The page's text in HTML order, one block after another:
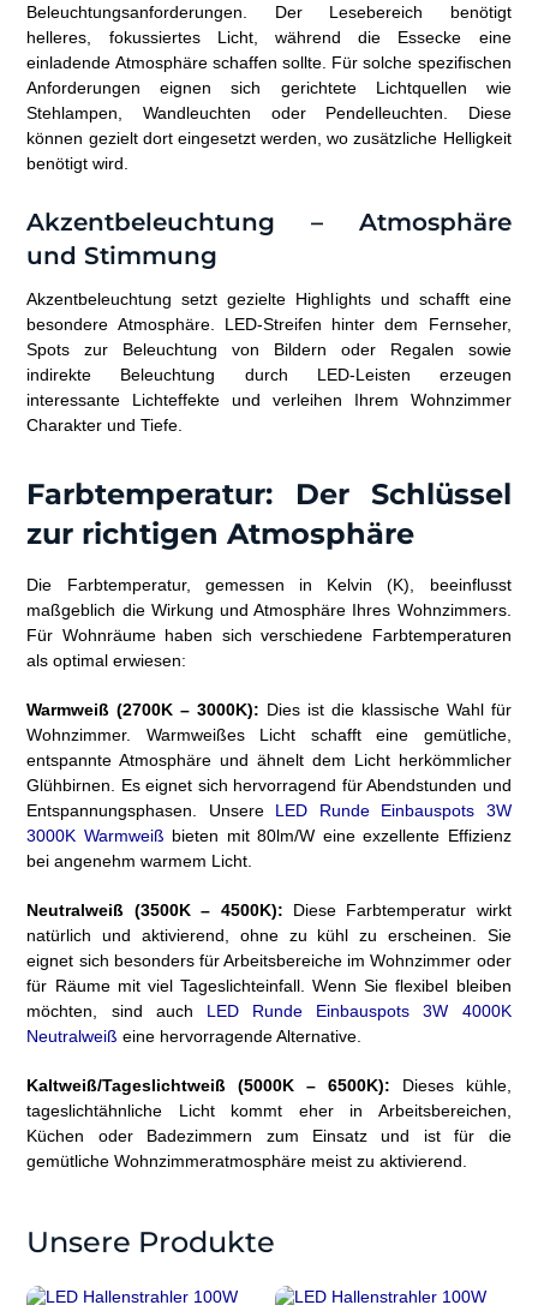
Beleuchtungsanforderungen. Der Lesebereich benötigt
helleres, fokussiertes Licht, während die Essecke eine
einladende Atmosphäre schaffen sollte. Für solche spezifischen
Anforderungen eignen sich gerichtete Lichtquellen wie
Stehlampen, Wandleuchten oder Pendelleuchten. Diese
können gezielt dort eingesetzt werden, wo zusätzliche Helligkeit
benötigt wird.
Akzentbeleuchtung – Atmosphäre
und Stimmung
Akzentbeleuchtung setzt gezielte Highlights und schafft eine
besondere Atmosphäre. LED-Streifen hinter dem Fernseher,
Spots zur Beleuchtung von Bildern oder Regalen sowie
indirekte Beleuchtung durch LED-Leisten erzeugen
interessante Lichteffekte und verleihen Ihrem Wohnzimmer
Charakter und Tiefe.
Farbtemperatur: Der Schlüssel
zur richtigen Atmosphäre
Die Farbtemperatur, gemessen in Kelvin (K), beeinflusst
maßgeblich die Wirkung und Atmosphäre Ihres Wohnzimmers.
Für Wohnräume haben sich verschiedene Farbtemperaturen
als optimal erwiesen:
Warmweiß (2700K – 3000K): Dies ist die klassische Wahl für
Wohnzimmer. Warmweißes Licht schafft eine gemütliche,
entspannte Atmosphäre und ähnelt dem Licht herkömmlicher
Glühbirnen. Es eignet sich hervorragend für Abendstunden und
Entspannungsphasen. Unsere LED Runde Einbauspots 3W
3000K Warmweiß bieten mit 80lm/W eine exzellente Effizienz
bei angenehm warmem Licht.
Neutralweiß (3500K – 4500K): Diese Farbtemperatur wirkt
natürlich und aktivierend, ohne zu kühl zu erscheinen. Sie
eignet sich besonders für Arbeitsbereiche im Wohnzimmer oder
für Räume mit viel Tageslichteinfall. Wenn Sie flexibel bleiben
möchten, sind auch LED Runde Einbauspots 3W 4000K
Neutralweiß eine hervorragende Alternative.
Kaltweiß/Tageslichtweiß (5000K – 6500K): Dieses kühle,
tageslichtähnliche Licht kommt eher in Arbeitsbereichen,
Küchen oder Badezimmern zum Einsatz und ist für die
gemütliche Wohnzimmeratmosphäre meist zu aktivierend.
Unsere Produkte